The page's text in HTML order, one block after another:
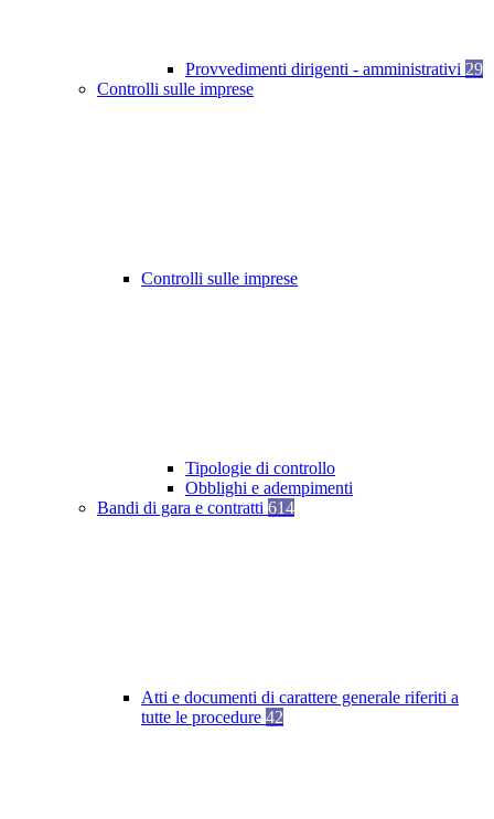
Provvedimenti dirigenti - amministrativi 29
Controlli sulle imprese
Controlli sulle imprese
Tipologie di controllo
Obblighi e adempimenti
Bandi di gara e contratti 614
Atti e documenti di carattere generale riferiti a
tutte le procedure 42